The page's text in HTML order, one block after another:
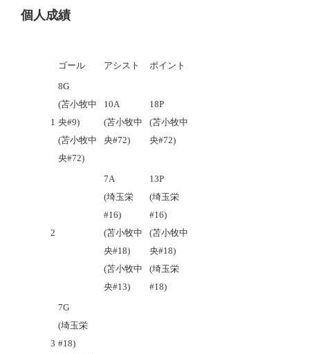
個人成績
ゴール アシスト ポイント
1
8G
(苫小牧中
央#9)
(苫小牧中
央#72)
10A
(苫小牧中
央#72)
18P
(苫小牧中
央#72)
2
7A
(埼玉栄
#16)
(苫小牧中
央#18)
(苫小牧中
央#13)
13P
(埼玉栄
#16)
(苫小牧中
央#18)
(埼玉栄
#18)
3
7G
(埼玉栄
#18)